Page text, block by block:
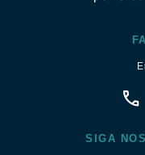
SIGA